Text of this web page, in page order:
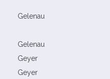
Gelenau
Gelenau
Geyer
Geyer